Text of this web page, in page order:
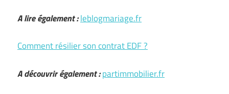
A lire également :leblogmariage.fr
Comment résilier son contrat EDF ?
A découvrir également :partimmobilier.fr